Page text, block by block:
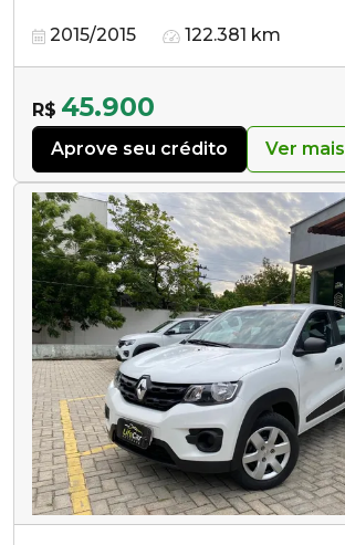
2015/2015 122.381 km
R$ 45.900
Aprove seu crédito Ver mais